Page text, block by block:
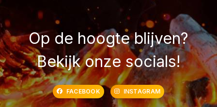
Op de hoogte blijven?
Bekijk onze socials!
FACEBOOK INSTAGRAM